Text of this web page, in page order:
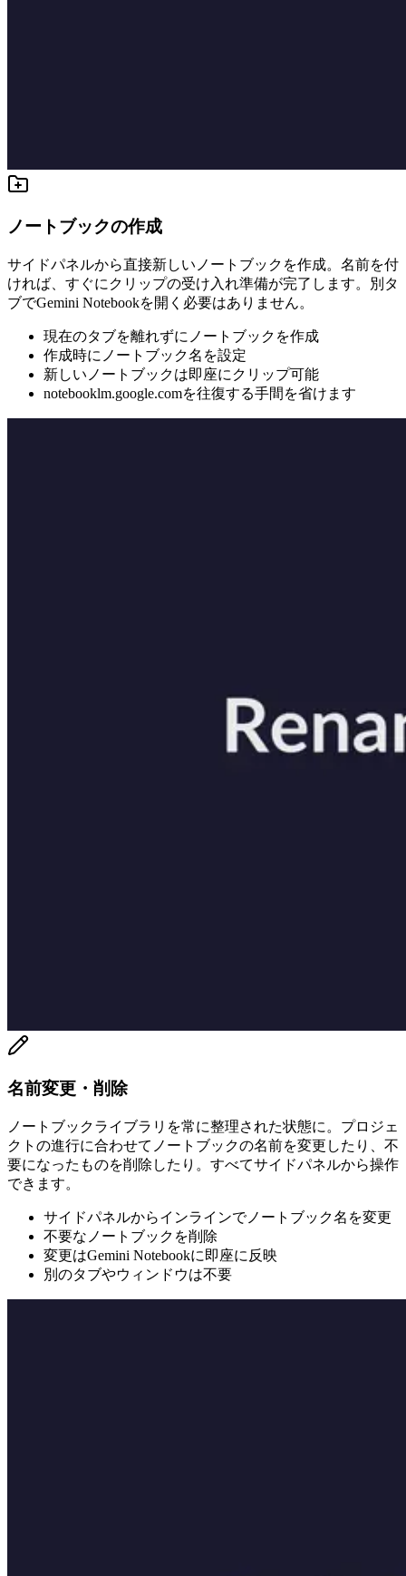
ノートブックの作成
サイドパネルから直接新しいノートブックを作成。名前を付
ければ、すぐにクリップの受け入れ準備が完了します。別タ
ブでGemini Notebookを開く必要はありません。
現在のタブを離れずにノートブックを作成
作成時にノートブック名を設定
新しいノートブックは即座にクリップ可能
notebooklm.google.comを往復する手間を省けます
名前変更・削除
ノートブックライブラリを常に整理された状態に。プロジェ
クトの進行に合わせてノートブックの名前を変更したり、不
要になったものを削除したり。すべてサイドパネルから操作
できます。
サイドパネルからインラインでノートブック名を変更
不要なノートブックを削除
変更はGemini Notebookに即座に反映
別のタブやウィンドウは不要